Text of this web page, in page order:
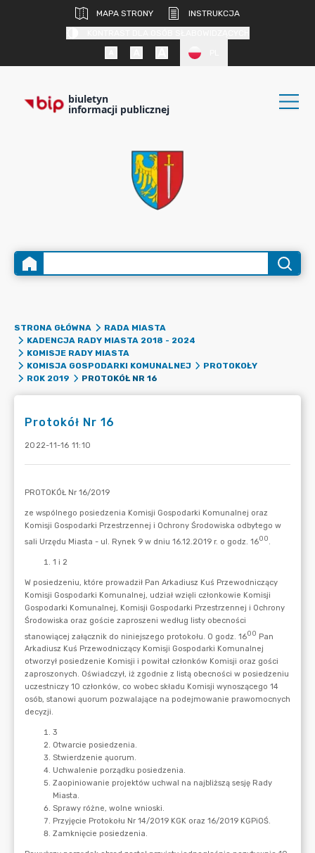
MAPA STRONY
INSTRUKCJA
biuletyn
informacji publicznej
STRONA GŁÓWNA
RADA MIASTA
KADENCJA RADY MIASTA 2018 - 2024
KOMISJE RADY MIASTA
KOMISJA GOSPODARKI KOMUNALNEJ
PROTOKOŁY
ROK 2019
PROTOKÓŁ NR 16
Protokół Nr 16
2022-11-16 11:10